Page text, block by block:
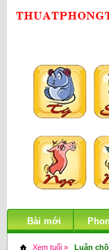
Bài mới
Xem tuổi » Luận